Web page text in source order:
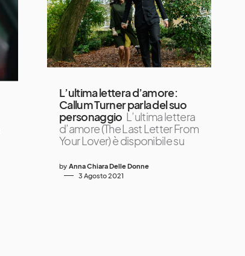
L’ultima lettera d’amore:
Callum Turner parla del suo
personaggio L’ultima lettera
d’amore (The Last Letter From
Your Lover) è disponibile su
by Anna Chiara Delle Donne
3 Agosto 2021